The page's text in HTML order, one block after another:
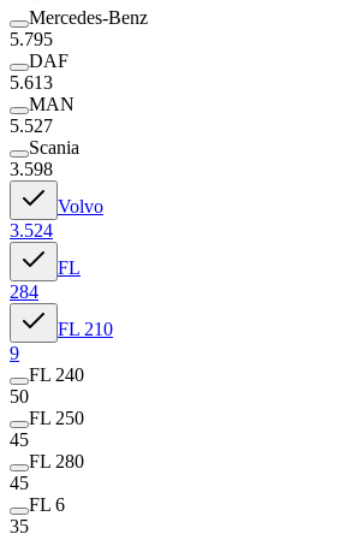
Mercedes-Benz
5.795
DAF
5.613
MAN
5.527
Scania
3.598
Volvo
3.524
FL
284
FL 210
9
FL 240
50
FL 250
45
FL 280
45
FL 6
35